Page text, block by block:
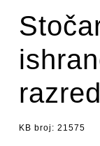
razred
KB broj: 21575